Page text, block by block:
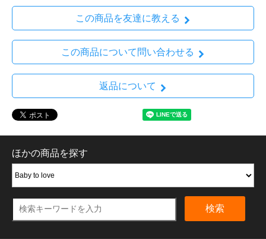
この商品を友達に教える
この商品について問い合わせる
返品について
ほかの商品を探す
検索